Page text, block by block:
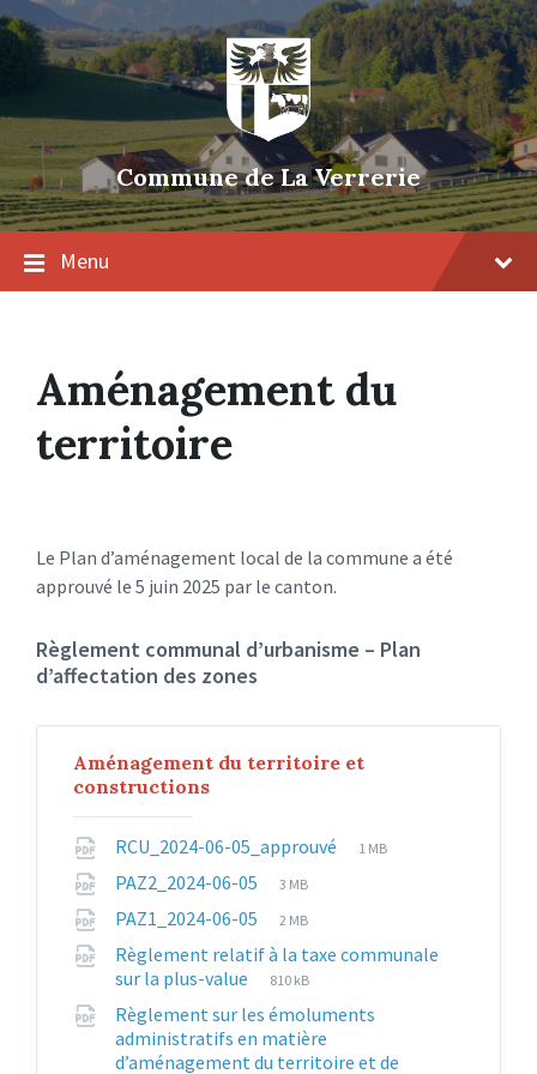
Skip
to
content
Skip
to
main
navigation
Skip
to
footer
Commune de La Verrerie
Menu
Aménagement du
territoire
Le Plan d’aménagement local de la commune a été
approuvé le 5 juin 2025 par le canton.
Règlement communal d’urbanisme – Plan
d’affectation des zones
Aménagement du territoire et
constructions
RCU_2024-06-05_approuvé
File
File
1 MB
PAZ2_2024-06-05
File
pdf
File
3 MB
PAZ1_2024-06-05
File
pdf
File
2 MB
Règlement relatif à la taxe communale
sur la plus-value
File
pdf
File
size:
810 kB
Règlement sur les émoluments
administratifs en matière
d’aménagement du territoire et de